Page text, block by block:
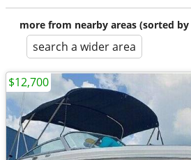
more from nearby areas (sorted
search a wider area
$12,700